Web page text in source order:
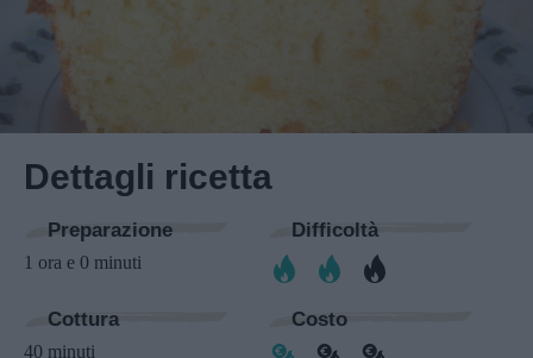
Dettagli ricetta
Preparazione
1 ora e 0 minuti
Difficoltà
Cottura
40 minuti
Costo